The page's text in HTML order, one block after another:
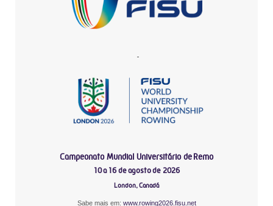
-
Campeonato Mundial Universitário de Remo
10 a 16 de agosto de 2026
London, Canadá
Sabe mais em: www.rowing2026.fisu.net